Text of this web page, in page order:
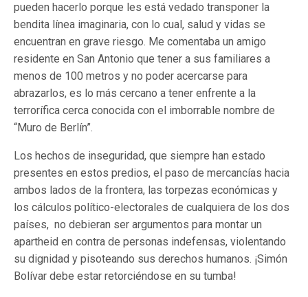
pueden hacerlo porque les está vedado transponer la
bendita línea imaginaria, con lo cual, salud y vidas se
encuentran en grave riesgo. Me comentaba un amigo
residente en San Antonio que tener a sus familiares a
menos de 100 metros y no poder acercarse para
abrazarlos, es lo más cercano a tener enfrente a la
terrorífica cerca conocida con el imborrable nombre de
“Muro de Berlín”.
Los hechos de inseguridad, que siempre han estado
presentes en estos predios, el paso de mercancías hacia
ambos lados de la frontera, las torpezas económicas y
los cálculos político-electorales de cualquiera de los dos
países, no debieran ser argumentos para montar un
apartheid en contra de personas indefensas, violentando
su dignidad y pisoteando sus derechos humanos. ¡Simón
Bolívar debe estar retorciéndose en su tumba!